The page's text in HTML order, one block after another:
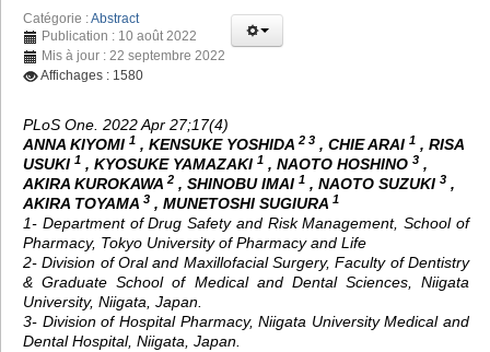
Catégorie :Abstract
Publication : 10 août 2022
Mis à jour : 22 septembre 2022
Affichages : 1580
PLoS One. 2022 Apr 27;17(4)
ANNA KIYOMI 1 , KENSUKE YOSHIDA 2 3 , CHIE ARAI 1 , RISA
USUKI 1 , KYOSUKE YAMAZAKI 1 , NAOTO HOSHINO 3 ,
AKIRA KUROKAWA 2 , SHINOBU IMAI 1 , NAOTO SUZUKI 3 ,
AKIRA TOYAMA 3 , MUNETOSHI SUGIURA 1
1- Department of Drug Safety and Risk Management, School of
Pharmacy, Tokyo University of Pharmacy and Life
2- Division of Oral and Maxillofacial Surgery, Faculty of Dentistry
& Graduate School of Medical and Dental Sciences, Niigata
University, Niigata, Japan.
3- Division of Hospital Pharmacy, Niigata University Medical and
Dental Hospital, Niigata, Japan.